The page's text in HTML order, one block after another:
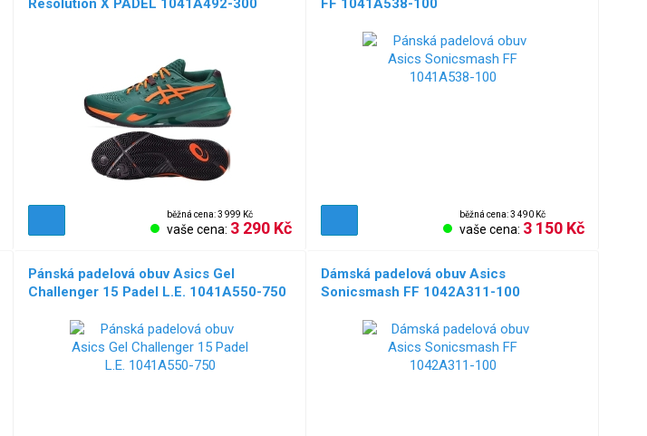
Resolution X PADEL 1041A492-300
běžná cena: 3 999 Kč
vaše cena: 3 290 Kč
FF 1041A538-100
běžná cena: 3 490 Kč
vaše cena: 3 150 Kč
Pánská padelová obuv Asics Gel
Challenger 15 Padel L.E. 1041A550-750
Dámská padelová obuv Asics
Sonicsmash FF 1042A311-100